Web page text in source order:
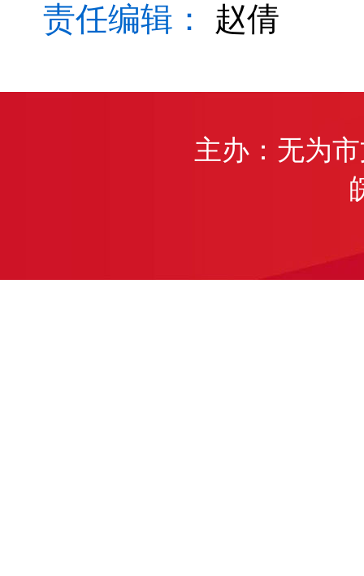
责任编辑： 赵倩
主办：无为